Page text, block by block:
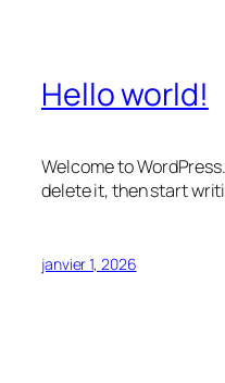
Hello world!
Welcome to
delete it, then start
janvier 1, 2026